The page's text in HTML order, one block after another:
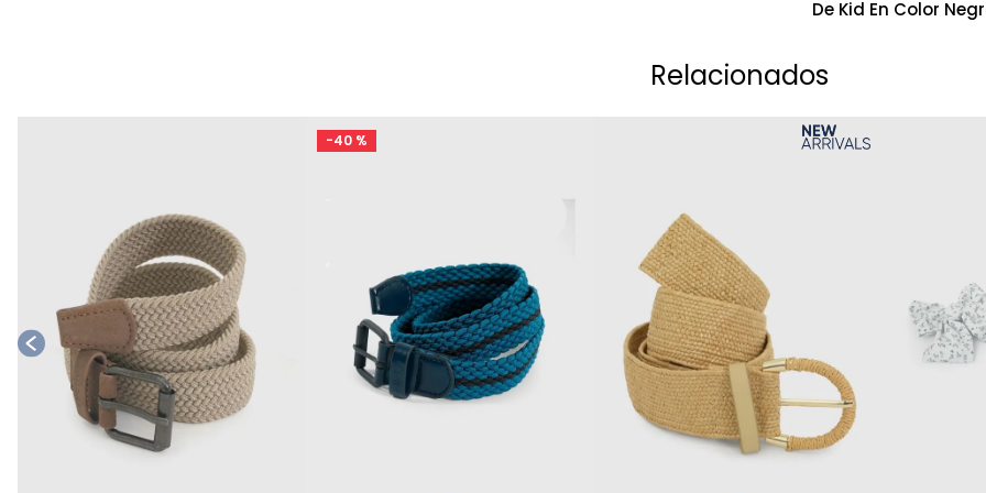
De Kid En Color
Relacionados
-40 %